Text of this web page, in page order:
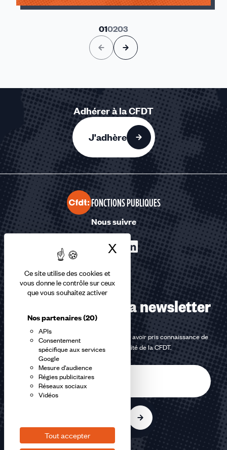
Ce site utilise des cookies et
vous donne le contrôle sur ceux
que vous souhaitez activer
Nos partenaires(20)
APIs
Consentement
spécifique aux services
Google
Mesure d'audience
Régies publicitaires
Réseaux sociaux
Vidéos
Tout accepter
X Masquer le
010203
Adhérer à la CFDT
J'adhère
FONCTIONS PUBLIQUES
Nous suivre
Abonnez-vous à la newsletter
En m'inscrivant à la newsletter, j'affirme avoir pris connaissance de
lapolitique de confidentialité de la CFDT.